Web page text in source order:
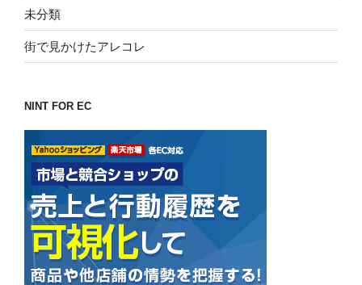
未分類
街で見かけたアレコレ
NINT FOR EC